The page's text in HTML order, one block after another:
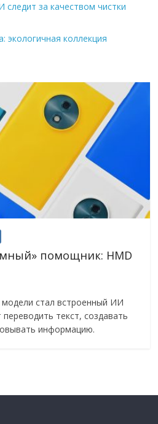
за качеством чистки
экологичная коллекция
помощник: HMD
стал встроенный ИИ
текст, создавать
информацию.